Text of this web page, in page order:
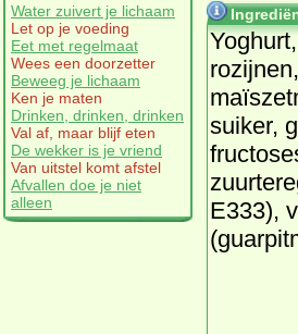
Water zuivert je lichaam
Let op je voeding
Eet met regelmaat
Wees een doorzetter
Beweeg je lichaam
Ken je maten
Drinken, drinken, drinken
Val af, maar blijf eten
De wekker is je vriend
Van uitstel komt afstel
Afvallen doe je niet
alleen
suiker,
E333),